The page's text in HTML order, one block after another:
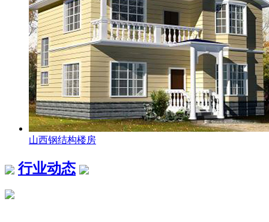
山西钢结构楼房
行业动态